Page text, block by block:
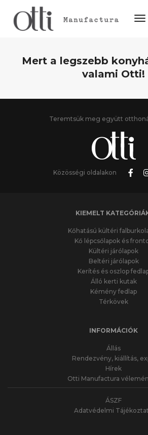
Mert a legszebb
valami Otti!
Teremtsük meg együtt
Közösségi oldalakon
KIEMELT
Kőhatású kültéri
Kő lépcsőlapok és
Kültéri járólapok
Beltéri járólapok
Kerítés és oszlop
Álló kerti kutak
Kémény fedlap
Térkövek
INFORMÁCIÓK
Állás
Rendezvény, kiállítás,
Hírek
Otti Manufactura
ÁSZF
Adatvédelmi